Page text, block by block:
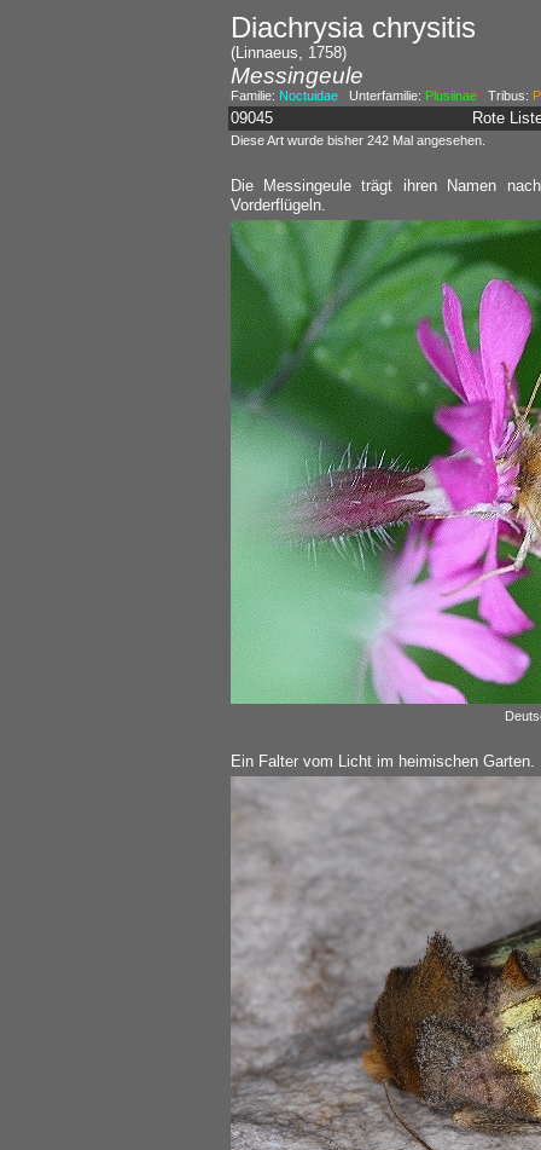
Diachrysia chrysitis
(Linnaeus, 1758)
Messingeule
Familie: NoctuidaeUnterfamilie: PlusiinaeTribus:
09045 Rote
Diese Art wurde bisher 242 Mal angesehen.
Die Messingeule trägt ihren Namen
Vorderflügeln.
Ein Falter vom Licht im heimischen Garten.